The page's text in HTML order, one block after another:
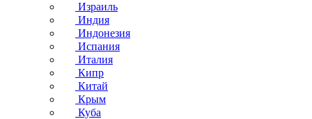
Израиль
Индия
Индонезия
Испания
Италия
Кипр
Китай
Крым
Куба